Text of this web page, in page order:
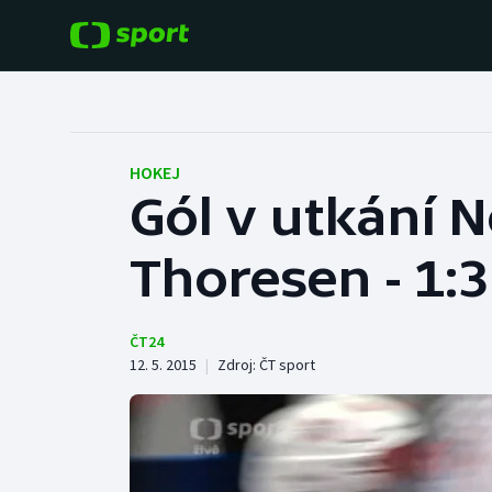
Hokej
Tenis
Cyklistika
Baseball a softbal
Basketbal
Boby a skeleton
Box
HOKEJ
Gól v utkání
Thoresen -
ČT24
12. 5. 2015 | Zdroj: ČT sport